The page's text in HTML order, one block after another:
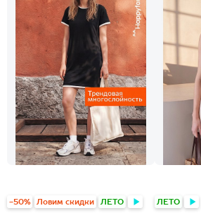
-50% Ловим скидки ЛЕТО ЛЕТО